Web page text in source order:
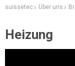
suissetec Über uns
Heizung